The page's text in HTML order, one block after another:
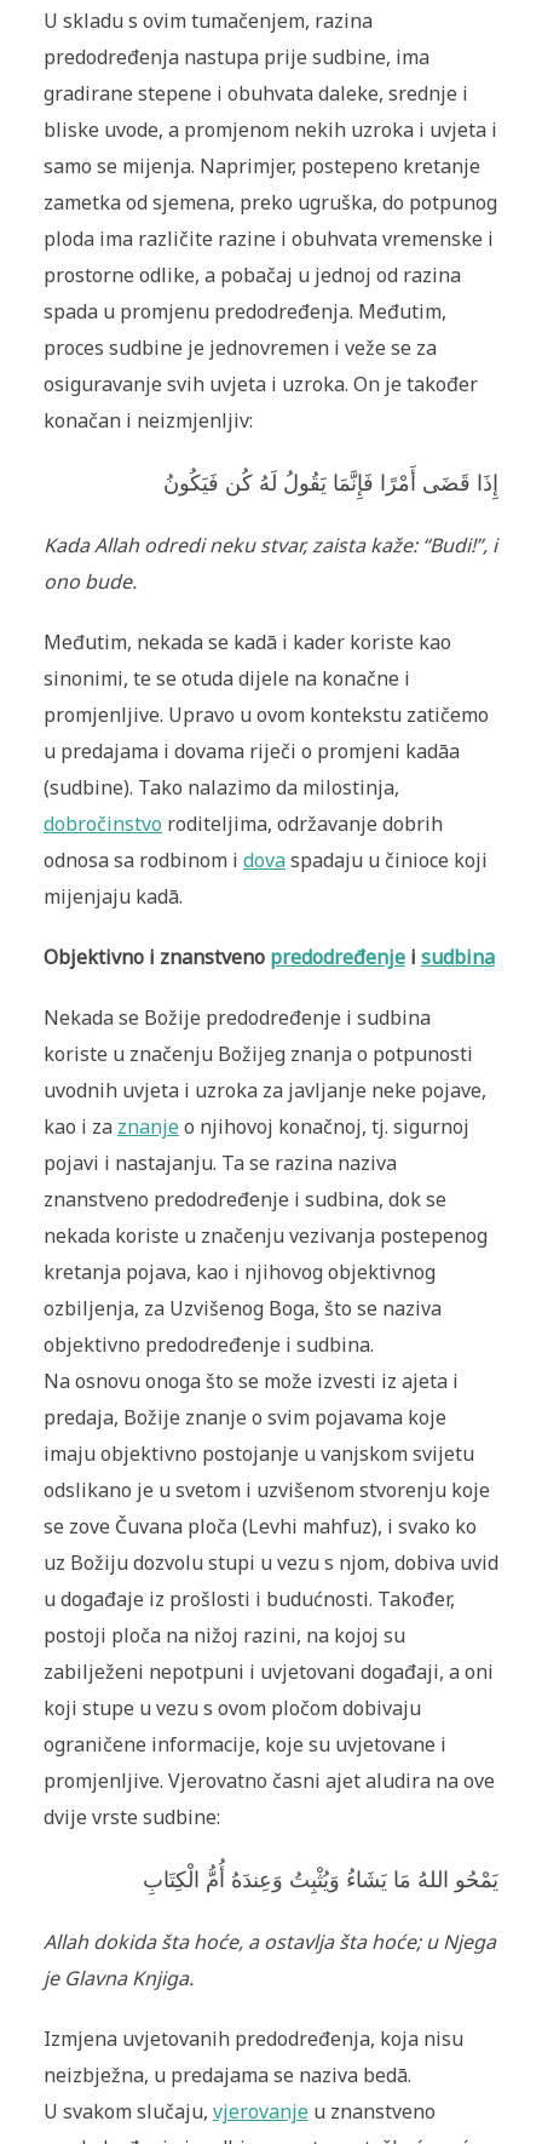
U skladu s ovim tumačenjem, razina
predodređenja nastupa prije sudbine, ima
gradirane stepene i obuhvata daleke, srednje i
bliske uvode, a promjenom nekih uzroka i uvjeta i
samo se mijenja. Naprimjer, postepeno kretanje
zametka od sjemena, preko ugruška, do potpunog
ploda ima različite razine i obuhvata vremenske i
prostorne odlike, a pobačaj u jednoj od razina
spada u promjenu predodređenja. Međutim,
proces sudbine je jednovremen i veže se za
osiguravanje svih uvjeta i uzroka. On je također
konačan i neizmjenljiv:
إِذَا قَضَى أَمْرًا فَإِنَّمَا يَقُولُ لَهُ كُن فَيَكُونُ
Kada Allah odredi neku stvar, zaista kaže: “Budi!”, i
ono bude.
Međutim, nekada se kadā i kader koriste kao
sinonimi, te se otuda dijele na konačne i
promjenljive. Upravo u ovom kontekstu zatičemo
u predajama i dovama riječi o promjeni kadāa
(sudbine). Tako nalazimo da milostinja,
dobročinstvo roditeljima, održavanje dobrih
odnosa sa rodbinom i dovaspadaju u činioce koji
mijenjaju kadā.
Objektivno i znanstveno predodređenjei sudbina
Nekada se Božije predodređenje i sudbina
koriste u značenju Božijeg znanja o potpunosti
uvodnih uvjeta i uzroka za javljanje neke pojave,
kao i za znanjeo njihovoj konačnoj, tj. sigurnoj
pojavi i nastajanju. Ta se razina naziva
znanstveno predodređenje i sudbina, dok se
nekada koriste u značenju vezivanja postepenog
kretanja pojava, kao i njihovog objektivnog
ozbiljenja, za Uzvišenog Boga, što se naziva
objektivno predodređenje i sudbina.
Na osnovu onoga što se može izvesti iz ajeta i
predaja, Božije znanje o svim pojavama koje
imaju objektivno postojanje u vanjskom svijetu
odslikano je u svetom i uzvišenom stvorenju koje
se zove Čuvana ploča (Levhi mahfuz), i svako ko
uz Božiju dozvolu stupi u vezu s njom, dobiva uvid
u događaje iz prošlosti i budućnosti. Također,
postoji ploča na nižoj razini, na kojoj su
zabilježeni nepotpuni i uvjetovani događaji, a oni
koji stupe u vezu s ovom pločom dobivaju
ograničene informacije, koje su uvjetovane i
promjenljive. Vjerovatno časni ajet aludira na ove
dvije vrste sudbine:
يَمْحُو اللهُ مَا يَشَاءُ وَيُثْبِتُ وَعِندَهُ أُمُّ الْكِتَابِ
Allah dokida šta hoće, a ostavlja šta hoće; u Njega
je Glavna Knjiga.
Izmjena uvjetovanih predodređenja, koja nisu
neizbježna, u predajama se naziva bedā.
U svakom slučaju, vjerovanjeu znanstveno